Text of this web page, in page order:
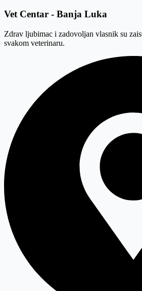
Vet Centar - Banja Luka
Zdrav ljubimac i zadovoljan vlasnik su
svakom veterinaru.